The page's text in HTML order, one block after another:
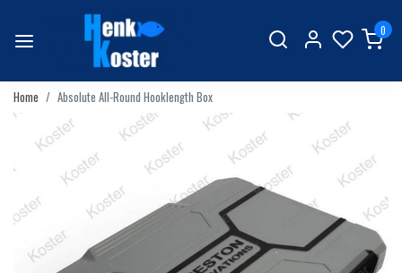
0
Home Absolute All-Round Hooklength Box